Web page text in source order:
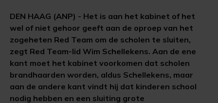
DEN HAAG (ANP) - Het is aan het kabinet of het
wel of niet gehoor geeft aan de oproep van het
zogeheten Red Team om de scholen te sluiten,
zegt Red Team-lid Wim Schellekens. Aan de ene
kant moet het kabinet voorkomen dat scholen
brandhaarden worden, aldus Schellekens, maar
aan de andere kant vindt hij dat kinderen school
nodig hebben en een sluiting grote